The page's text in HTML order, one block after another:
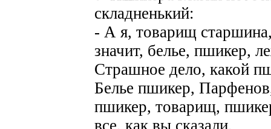
складненький:
- А я, товарищ
значит, белье, пшикер,
Страшное дело, какой
Белье пшикер,
пшикер, товарищ,
все, как вы сказали.